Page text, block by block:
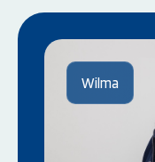
Wilma